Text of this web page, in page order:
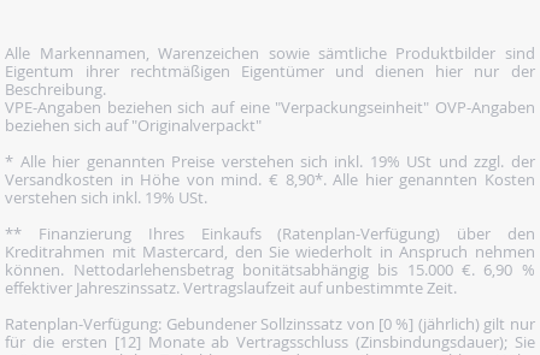
Alle Markennamen, Warenzeichen sowie sämtliche Produktbilder sind
Eigentum ihrer rechtmäßigen Eigentümer und dienen hier nur der
Beschreibung.
VPE-Angaben beziehen sich auf eine "Verpackungseinheit" OVP-Angaben
beziehen sich auf "Originalverpackt"
* Alle hier genannten Preise verstehen sich inkl. 19% USt und zzgl. der
Versandkosten in Höhe von mind. € 8,90*. Alle hier genannten Kosten
verstehen sich inkl. 19% USt.
** Finanzierung Ihres Einkaufs (Ratenplan-Verfügung) über den
Kreditrahmen mit Mastercard, den Sie wiederholt in Anspruch nehmen
können. Nettodarlehensbetrag bonitätsabhängig bis 15.000 €. 6,90 %
effektiver Jahreszinssatz. Vertragslaufzeit auf unbestimmte Zeit.
Ratenplan-Verfügung: Gebundener Sollzinssatz von [0 %] (jährlich) gilt nur
für die ersten [12] Monate ab Vertragsschluss (Zinsbindungsdauer); Sie